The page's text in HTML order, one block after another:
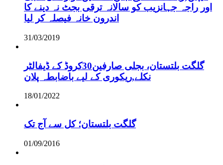
اور راجہ جہانزیب کو سالانہ ترقی بجٹ نہ دینے کا
اندرون خانہ فیصلہ کر لیا
31/03/2019
گلگت بلتستان، بجلی صارفین30کروڈ کے ڈیفالٹر
نکلے,ریکوری کے لیے باضابطہ پلان
18/01/2022
گلگت بلتستان؛ کل سے آج تک
01/09/2016